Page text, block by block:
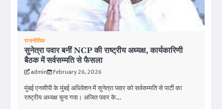
राजनीतिक
सुनेत्रा पवार बनीं NCP की राष्ट्रीय अध्यक्ष, कार्यकारिणी
बैठक में सर्वसम्मति से फैसला
admin February 26, 2026
मुंबई एनसीपी के मुंबई अधिवेशन में सुनेत्रा पवार को सर्वसम्मति से पार्टी का
राष्ट्रीय अध्यक्ष चुना गया। अजित पवार के…